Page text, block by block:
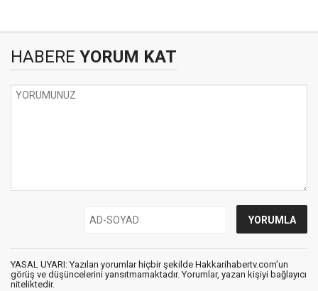
HABERE YORUM KAT
YASAL UYARI: Yazılan yorumlar hiçbir şekilde Hakkarihabertv.com’un
görüş ve düşüncelerini yansıtmamaktadır. Yorumlar, yazan kişiyi bağlayıcı
niteliktedir.